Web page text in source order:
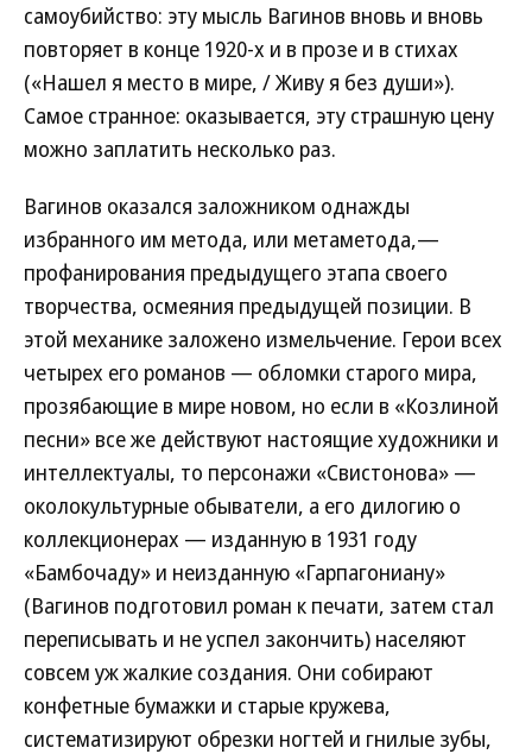
самоубийство: эту мысль Вагинов вновь и вновь
повторяет в конце 1920-х и в прозе и в стихах
(«Нашел я место в мире, / Живу я без души»).
Самое странное: оказывается, эту страшную цену
можно заплатить несколько раз.
Вагинов оказался заложником однажды
избранного им метода, или метаметода,—
профанирования предыдущего этапа своего
творчества, осмеяния предыдущей позиции. В
этой механике заложено измельчение. Герои всех
четырех его романов — обломки старого мира,
прозябающие в мире новом, но если в «Козлиной
песни» все же действуют настоящие художники и
интеллектуалы, то персонажи «Свистонова» —
околокультурные обыватели, а его дилогию о
коллекционерах — изданную в 1931 году
«Бамбочаду» и неизданную «Гарпагониану»
(Вагинов подготовил роман к печати, затем стал
переписывать и не успел закончить) населяют
совсем уж жалкие создания. Они собирают
конфетные бумажки и старые кружева,
систематизируют обрезки ногтей и гнилые зубы,